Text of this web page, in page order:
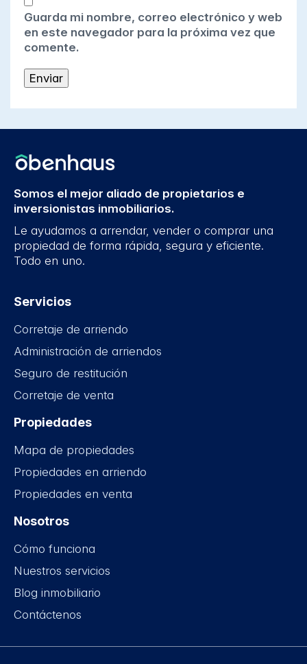
Guarda mi nombre, correo electrónico y web
en este navegador para la próxima vez que
comente.
Somos el mejor aliado de propietarios e
inversionistas inmobiliarios.
Le ayudamos a arrendar, vender o comprar una
propiedad de forma rápida, segura y eficiente.
Todo en uno.
Servicios
Corretaje de arriendo
Administración de arriendos
Seguro de restitución
Corretaje de venta
Propiedades
Mapa de propiedades
Propiedades en arriendo
Propiedades en venta
Nosotros
Cómo funciona
Nuestros servicios
Blog inmobiliario
Contáctenos